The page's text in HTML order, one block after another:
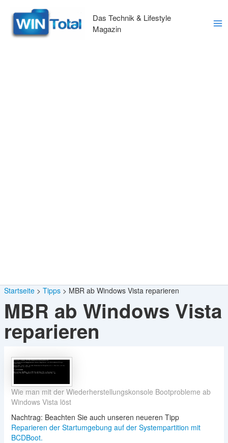
Inhalt
springen
Das Technik & Lifestyle
Magazin
Startseite Tipps MBR ab Windows Vista reparieren
MBR ab Windows Vista
reparieren
Wie man mit der Wiederherstellungskonsole Bootprobleme ab
Windows Vista löst
Nachtrag: Beachten Sie auch unseren neueren Tipp
Reparieren der Startumgebung auf der Systempartition mit
BCDBoot.